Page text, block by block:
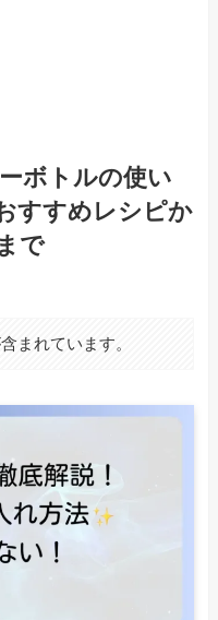
ボトルの使い
すすめレシピか
で
まれています。